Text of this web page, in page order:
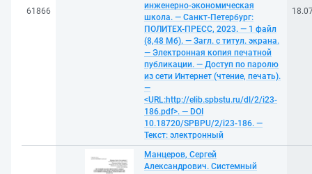
61866
инженерно-экономическая
школа. — Санкт-Петербург:
ПОЛИТЕХ-ПРЕСС, 2023. — 1 файл
(8,48 Мб). — Загл. с титул. экрана.
— Электронная копия печатной
публикации. — Доступ по паролю
из сети Интернет (чтение, печать).
—
<URL:http://elib.spbstu.ru/dl/2/i23-
186.pdf>. — DOI
10.18720/SPBPU/2/i23-186. —
Текст: электронный
Манцеров, Сергей
Александрович. Системный